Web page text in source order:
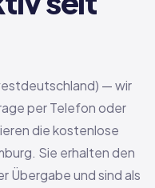
— wir
per Telefon oder
die kostenlose
Sie erhalten den
Übergabe und sind als